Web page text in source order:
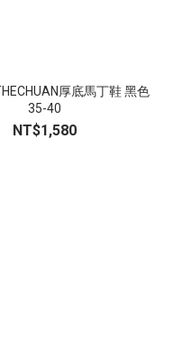
厚底馬丁鞋 黑色
35-40
NT$1,580